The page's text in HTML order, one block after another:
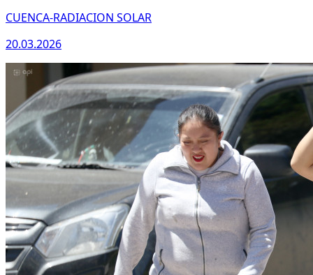
CUENCA-RADIACION SOLAR
20.03.2026